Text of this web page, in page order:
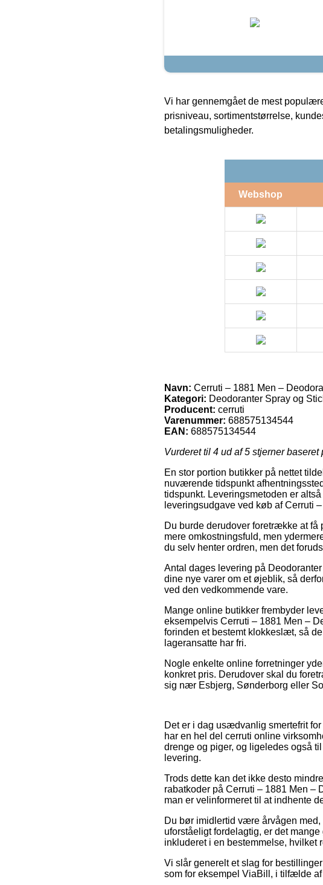
Vi har gennemgået de mest
prisniveau, sortimentstørrelse,
betalingsmuligheder.
Webshop
Navn: Cerruti – 1881 Men –
Kategori: Deodoranter Spray og
Producent: cerruti
Varenummer: 688575134544
EAN: 688575134544
Vurderet til 4 ud af 5 stjerner baseret
En stor portion butikker på nettet
nuværende tidspunkt
tidspunkt. Leveringsmetoden er
leveringsudgave ved køb af Cerruti
Du burde derudover foretrække at
mere omkostningsfuld, men
du selv henter ordren, men det
Antal dages levering på
dine nye varer om et øjeblik, så
ved den vedkommende vare.
Mange online butikker frembyder
eksempelvis Cerruti – 1881 Men –
forinden et bestemt klokkeslæt, så
lageransatte har fri.
Nogle enkelte online forretninger
konkret pris. Derudover skal du
sig nær Esbjerg, Sønderborg eller
Det er i dag usædvanlig smertefrit
har en hel del cerruti online
drenge og piger, og ligeledes også
levering.
Trods dette kan det ikke desto
rabatkoder på Cerruti – 1881 Men –
man er velinformeret til at indhente
Du bør imidlertid være årvågen
uforståeligt fordelagtig, er det
inkluderet i en bestemmelse, hvilket
Vi slår generelt et slag for
som for eksempel ViaBill, i tilfælde